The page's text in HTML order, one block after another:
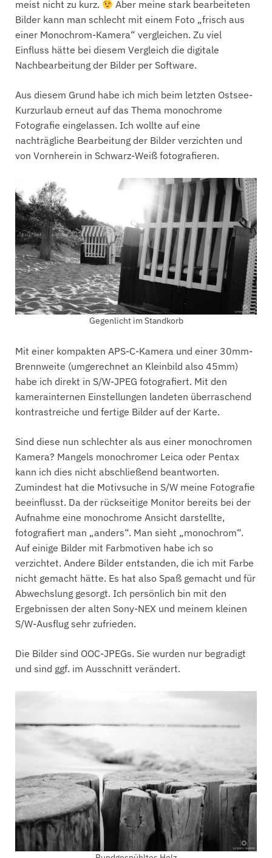
meist nicht zu kurz.
Aber meine stark bearbeiteten
Bilder kann man schlecht mit einem Foto „frisch aus
einer Monochrom-Kamera“ vergleichen. Zu viel
Einfluss hätte bei diesem Vergleich die digitale
Nachbearbeitung der Bilder per Software.
Aus diesem Grund habe ich mich beim letzten Ostsee-
Kurzurlaub erneut auf das Thema monochrome
Fotografie eingelassen. Ich wollte auf eine
nachträgliche Bearbeitung der Bilder verzichten und
von Vornherein in Schwarz-Weiß fotografieren.
Gegenlicht im Standkorb
Mit einer kompakten APS-C-Kamera und einer 30mm-
Brennweite (umgerechnet an Kleinbild also 45mm)
habe ich direkt in S/W-JPEG fotografiert. Mit den
kamerainternen Einstellungen landeten überraschend
kontrastreiche und fertige Bilder auf der Karte.
Sind diese nun schlechter als aus einer monochromen
Kamera? Mangels monochromer Leica oder Pentax
kann ich dies nicht abschließend beantworten.
Zumindest hat die Motivsuche in S/W meine Fotografie
beeinflusst. Da der rückseitige Monitor bereits bei der
Aufnahme eine monochrome Ansicht darstellte,
fotografiert man „anders“. Man sieht „monochrom“.
Auf einige Bilder mit Farbmotiven habe ich so
verzichtet. Andere Bilder entstanden, die ich mit Farbe
nicht gemacht hätte. Es hat also Spaß gemacht und für
Abwechslung gesorgt. Ich persönlich bin mit den
Ergebnissen der alten Sony-NEX und meinem kleinen
S/W-Ausflug sehr zufrieden.
Die Bilder sind OOC-JPEGs. Sie wurden nur begradigt
und sind ggf. im Ausschnitt verändert.